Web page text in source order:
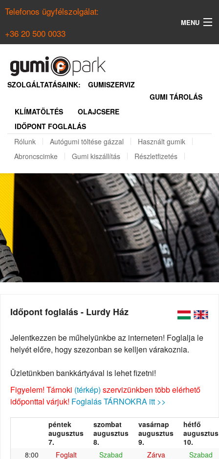
Telefonos ügyfélszolgálat:
+36 20 500 0033
MENU
NYÁRI GUMI KERESŐ
REGISZTRÁCIÓ
SZOLGÁLTATÁSAINK:
GUMISZERVIZ
GUMI TÁROLÁS
KLÍMATÖLTÉS
OLAJCSERE
IDŐPONT FOGLALÁS
Rólunk
Autógumi töltése gázzal
Használt gumik
Abroncscimke
Gumi kiszállítás Részletfizetés
Időpont foglalás - Lurdy Ház
Jelentkezzen be műhelyünkbe az interneten! Foglalja le
helyét előre, hogy szezonban se kelljen várakoznia.
Üzletünkben bankkártyával is lehet fizetni!
Figyelem! Tárnoki (térkép) szervizünkben több elérhető
időponttal várjuk! Foglalás TÁRNOKRA itt >>
péntek
augusztus
7.
szombat
augusztus
8.
vasárnap
augusztus
9.
hétfő
augusztus
10.
8:00
Foglalt Szabad Zárva
Szabad